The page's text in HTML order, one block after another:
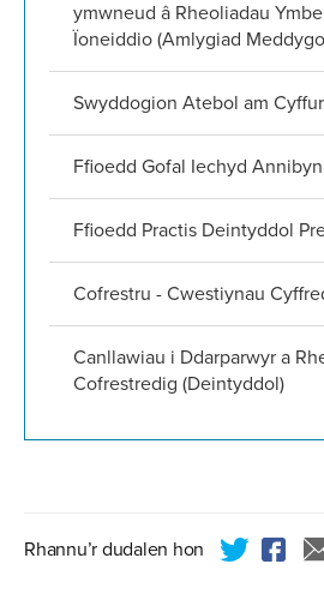
ymwneud â Rheoliadau
Ïoneiddio (Amlygiad
Swyddogion Atebol am
Ffioedd Gofal Iechyd
Ffioedd Practis Deintyddol
Cofrestru - Cwestiynau
Canllawiau i Ddarparwyr a
Cofrestredig (Deintyddol)
Rhannu’r dudalen hon